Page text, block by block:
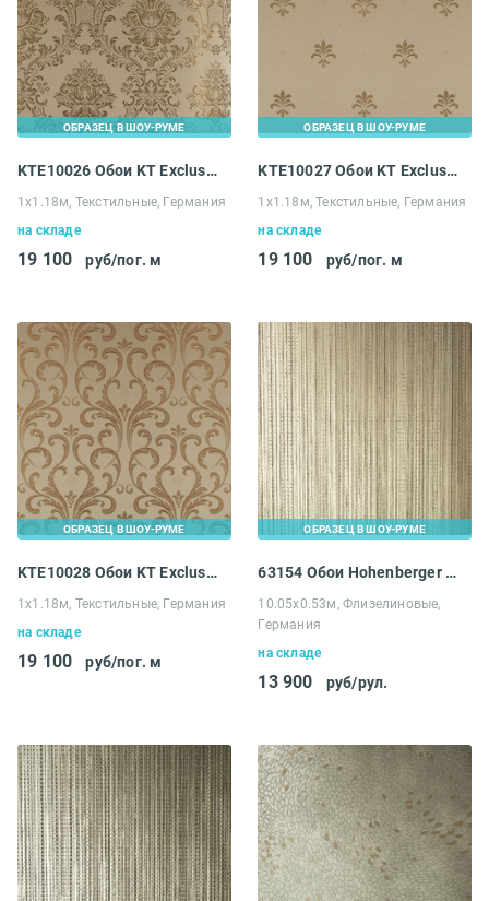
ОБРАЗЕЦ В ШОУ-РУМЕ
KTE10026 Обои KT Exclusive Solomon
1х1.18м, Текстильные, Германия
на складе
19 100 руб/пог. м
ОБРАЗЕЦ В ШОУ-РУМЕ
KTE10027 Обои KT Exclusive Solomon
1х1.18м, Текстильные, Германия
на складе
19 100 руб/пог. м
ОБРАЗЕЦ В ШОУ-РУМЕ
KTE10028 Обои KT Exclusive Solomon
1х1.18м, Текстильные, Германия
на складе
19 100 руб/пог. м
ОБРАЗЕЦ В ШОУ-РУМЕ
63154 Обои Hohenberger Peace
10.05х0.53м, Флизелиновые,
Германия
на складе
13 900 руб/рул.